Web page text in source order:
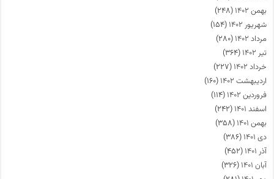
بهمن ۱۴۰۲
(۲۴۸)
شهریور ۱۴۰۲
(۱۵۴)
مرداد ۱۴۰۲
(۲۸۰)
تیر ۱۴۰۲
(۳۶۴)
خرداد ۱۴۰۲
(۲۲۷)
اردیبهشت ۱۴۰۲
(۱۶۰)
فروردین ۱۴۰۲
(۱۱۴)
اسفند ۱۴۰۱
(۲۴۲)
بهمن ۱۴۰۱
(۳۵۸)
دی ۱۴۰۱
(۳۸۶)
آذر ۱۴۰۱
(۴۵۲)
آبان ۱۴۰۱
(۳۲۶)